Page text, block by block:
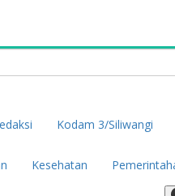
Kodam 3/Siliwangi
Kesehatan